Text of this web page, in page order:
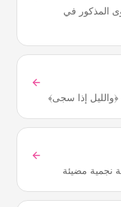
المذكور في
إذا سجى﴾
نجمية مضيئة